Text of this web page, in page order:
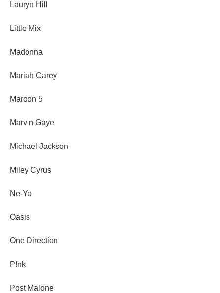
Lauryn Hill
Little Mix
Madonna
Mariah Carey
Maroon 5
Marvin Gaye
Michael Jackson
Miley Cyrus
Ne-Yo
Oasis
One Direction
P!nk
Post Malone